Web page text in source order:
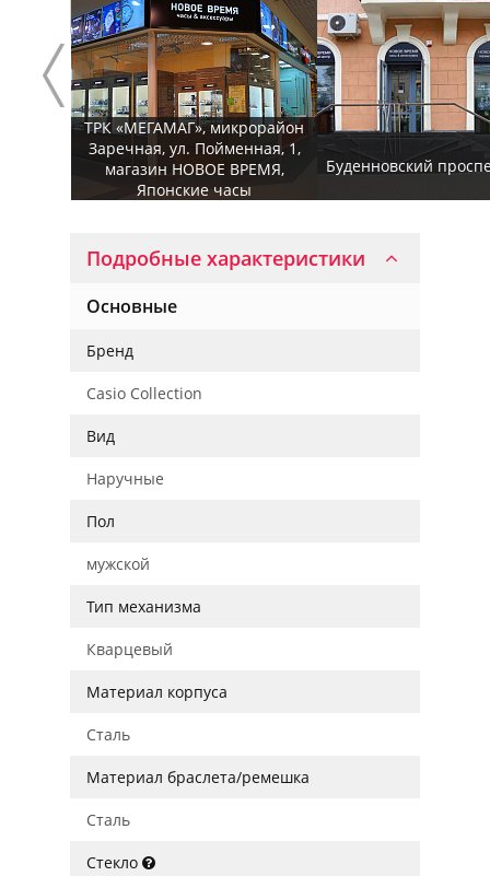
ТРК «МЕГАМАГ», микрорайон
Заречная, ул. Пойменная, 1,
магазин НОВОЕ ВРЕМЯ,
Японские часы
Буденновский
Подробные характеристики
Основные
Бренд
Casio Collection
Вид
Наручные
Пол
мужской
Тип механизма
Кварцевый
Материал корпуса
Сталь
Материал браслета/ремешка
Сталь
Стекло